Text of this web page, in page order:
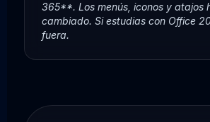
365**. Los menús, iconos y atajos
cambiado. Si estudias con Office
fuera.